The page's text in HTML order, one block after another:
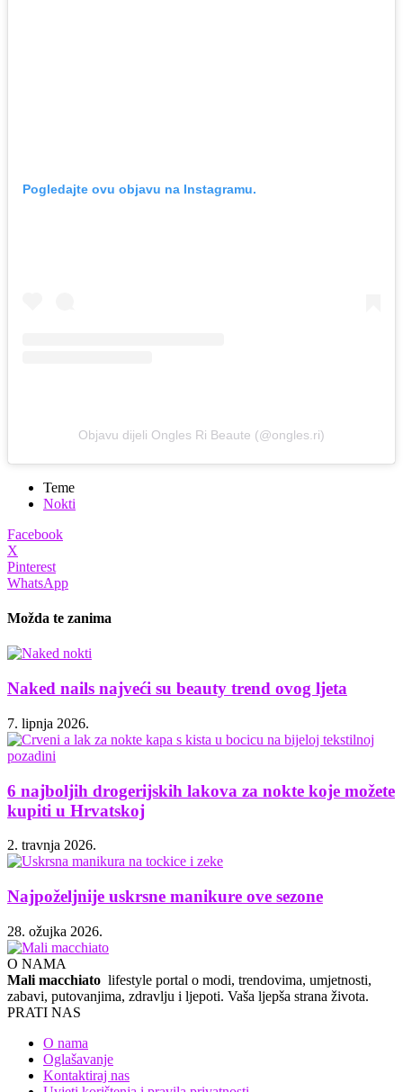
Pogledajte ovu objavu na Instagramu.
Objavu dijeli Ongles Ri Beaute (@ongles.ri)
Teme
Nokti
Facebook
X
Pinterest
WhatsApp
Možda te zanima
Naked nails najveći su beauty trend ovog ljeta
7. lipnja 2026.
6 najboljih drogerijskih lakova za nokte koje možete
kupiti u Hrvatskoj
2. travnja 2026.
Najpoželjnije uskrsne manikure ove sezone
28. ožujka 2026.
O NAMA
Mali macchiato lifestyle portal o modi, trendovima, umjetnosti,
zabavi, putovanjima, zdravlju i ljepoti. Vaša ljepša strana života.
PRATI NAS
O nama
Oglašavanje
Kontaktiraj nas